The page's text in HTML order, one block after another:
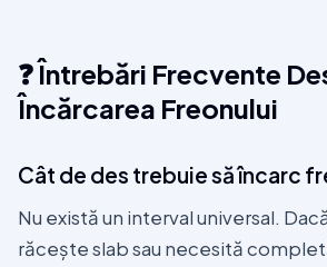
❓ Întrebări Frecvente
Încărcarea Freonului
Cât de des trebuie să încarc
Nu există un interval universal.
răcește slab sau necesită